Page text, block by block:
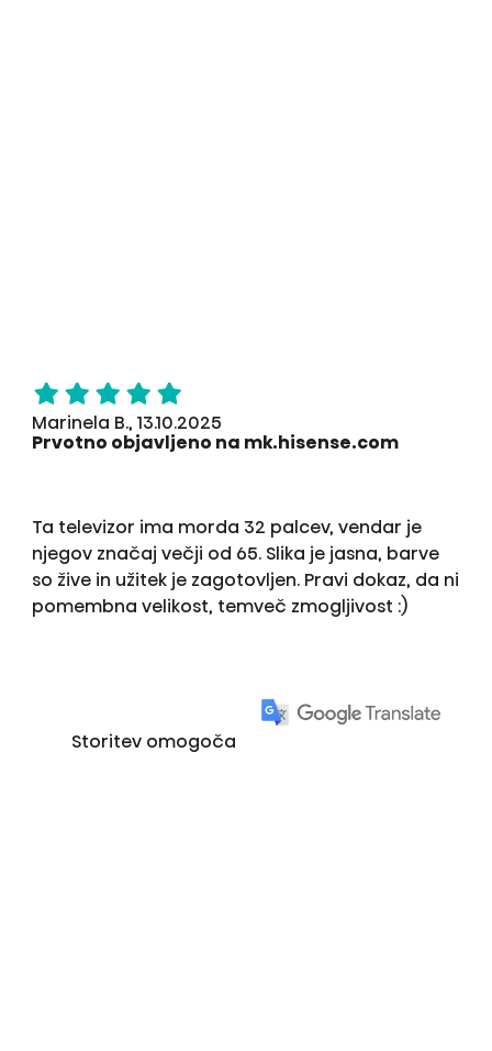
Marinela B., 13.10.2025
Prvotno objavljeno na mk.hisense.com
Ta televizor ima morda 32 palcev, vendar je
njegov značaj večji od 65. Slika je jasna, barve
so žive in užitek je zagotovljen. Pravi dokaz, da ni
pomembna velikost, temveč zmogljivost :)
Storitev omogoča